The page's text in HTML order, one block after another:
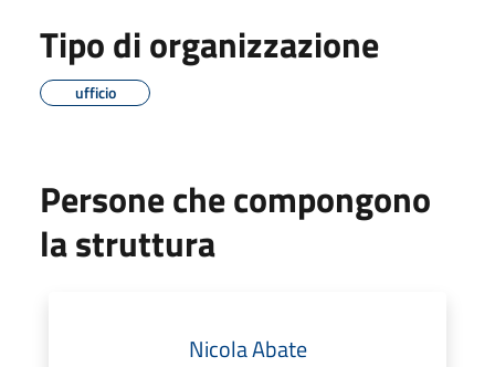
Tipo di organizzazione
ufficio
Persone che compongono
la struttura
Nicola Abate